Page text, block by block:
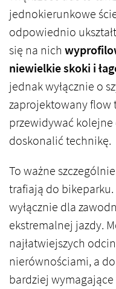
jednokierunkowe
odpowiednio
się na nich
niewielkie skoki i
jednak wyłącznie o
zaprojektowany flow
przewidywać
doskonalić technikę.
To ważne
trafiają do
wyłącznie dla
ekstremalnej jazdy.
najłatwiejszych
nierównościami, a
bardziej